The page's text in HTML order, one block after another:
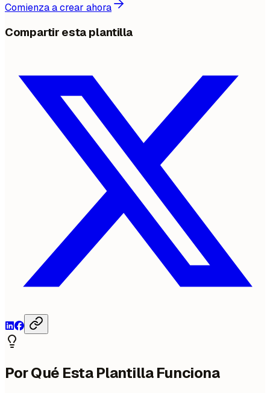
Comienza a crear ahora
Compartir esta plantilla
Por Qué Esta Plantilla Funciona